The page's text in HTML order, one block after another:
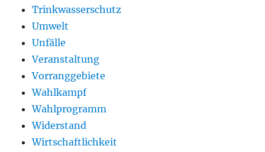
Trinkwasserschutz
Umwelt
Unfälle
Veranstaltung
Vorranggebiete
Wahlkampf
Wahlprogramm
Widerstand
Wirtschaftlichkeit